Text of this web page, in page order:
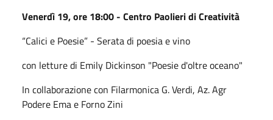
Venerdì 19, ore 18:00 - Centro Paolieri di Creatività
“Calici e Poesie” - Serata di poesia e vino
con letture di Emily Dickinson "Poesie d'oltre oceano"
In collaborazione con Filarmonica G. Verdi, Az. Agr
Podere Ema e Forno Zini